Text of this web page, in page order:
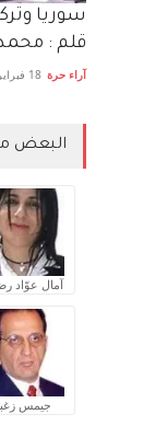
سوريا
قلم : محمد
آراء حرة 18 فبراير، 2023
البعض
آمال عوّاد
جيمس